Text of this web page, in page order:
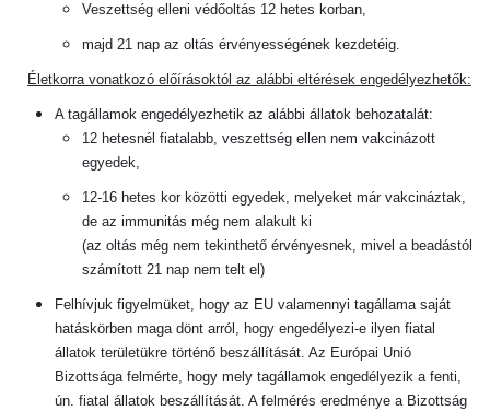
Veszettség elleni védőoltás 12 hetes korban,
majd 21 nap az oltás érvényességének kezdetéig.
Életkorra vonatkozó előírásoktól az alábbi eltérések engedélyezhetők:
A tagállamok engedélyezhetik az alábbi állatok behozatalát:
12 hetesnél fiatalabb, veszettség ellen nem vakcinázott
egyedek,
12-16 hetes kor közötti egyedek, melyeket már vakcináztak,
de az immunitás még nem alakult ki
(az oltás még nem tekinthető érvényesnek, mivel a beadástól
számított 21 nap nem telt el)
Felhívjuk figyelmüket, hogy az EU valamennyi tagállama saját
hatáskörben maga dönt arról, hogy engedélyezi-e ilyen fiatal
állatok területükre történő beszállítását. Az Európai Unió
Bizottsága felmérte, hogy mely tagállamok engedélyezik a fenti,
ún. fiatal állatok beszállítását. A felmérés eredménye a Bizottság